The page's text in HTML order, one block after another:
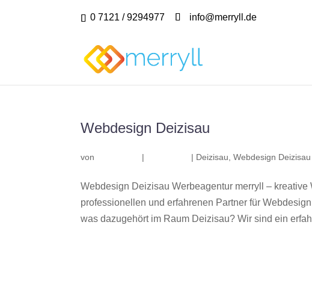
0 7121 / 9294977 info@merryll.de
Webdesign Deizisau
von | | Deizisau ,Webdesign Deizisau
Webdesign Deizisau Werbeagentur merryll –
professionellen und erfahrenen Partner für
was dazugehört im Raum Deizisau? Wir sind ein